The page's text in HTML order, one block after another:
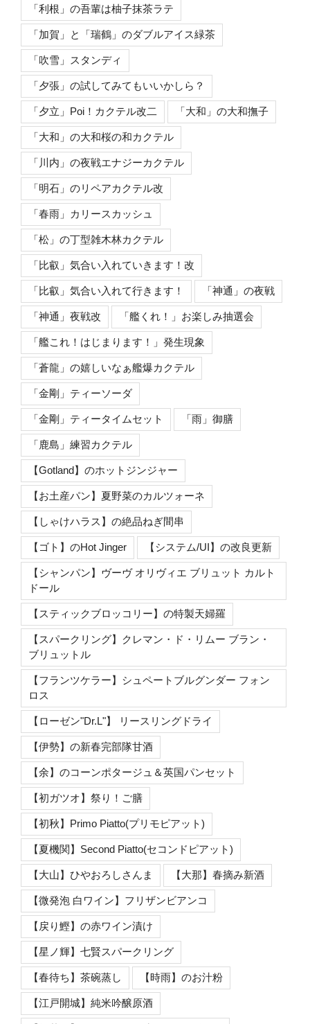
「利根」の吾輩は柚子抹茶ラテ
「加賀」と「瑞鶴」のダブルアイス緑茶
「吹雪」スタンディ
「夕張」の試してみてもいいかしら？
「夕立」Poi！カクテル改二 「大和」の大和撫子
「大和」の大和桜の和カクテル
「川内」の夜戦エナジーカクテル
「明石」のリペアカクテル改
「春雨」カリースカッシュ
「松」の丁型雑木林カクテル
「比叡」気合い入れていきます！改
「比叡」気合い入れて行きます！ 「神通」の夜戦
「神通」夜戦改 「艦くれ！」お楽しみ抽選会
「艦これ！はじまります！」発生現象
「蒼龍」の嬉しいなぁ艦爆カクテル
「金剛」ティーソーダ
「金剛」ティータイムセット 「雨」御膳
「鹿島」練習カクテル
【Gotland】のホットジンジャー
【お土産パン】夏野菜のカルツォーネ
【しゃけハラス】の絶品ねぎ間串
【ゴト】のHot Jinger 【システム/UI】の改良更新
【シャンパン】ヴーヴ オリヴィエ ブリュット カルト
ドール
【スティックブロッコリー】の特製天婦羅
【スパークリング】クレマン・ド・リムー ブラン・
ブリュットル
【フランツケラー】シュペートブルグンダー フォン
ロス
【ローゼン"Dr.L"】 リースリングドライ
【伊勢】の新春完部隊甘酒
【余】のコーンポタージュ＆英国パンセット
【初ガツオ】祭り！ご膳
【初秋】Primo Piatto(プリモピアット)
【夏機関】Second Piatto(セコンドピアット)
【大山】ひやおろしさんま 【大那】春摘み新酒
【微発泡 白ワイン】フリザンビアンコ
【戻り鰹】の赤ワイン漬け
【星ノ輝】七賢スパークリング
【春待ち】茶碗蒸し 【時雨】のお汁粉
【江戸開城】純米吟醸原酒